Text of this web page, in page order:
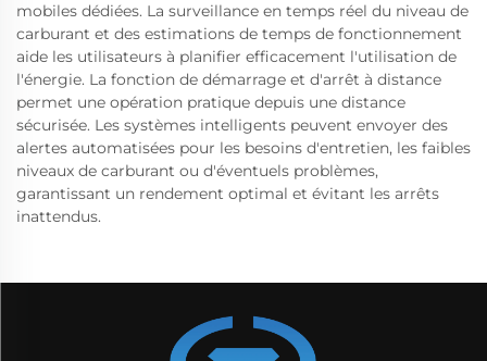
mobiles dédiées. La surveillance en temps réel du niveau de
carburant et des estimations de temps de fonctionnement
aide les utilisateurs à planifier efficacement l'utilisation de
l'énergie. La fonction de démarrage et d'arrêt à distance
permet une opération pratique depuis une distance
sécurisée. Les systèmes intelligents peuvent envoyer des
alertes automatisées pour les besoins d'entretien, les faibles
niveaux de carburant ou d'éventuels problèmes,
garantissant un rendement optimal et évitant les arrêts
inattendus.